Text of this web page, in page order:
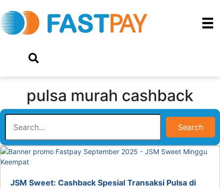
pulsa murah cashback
Search
JSM Sweet: Cashback Spesial Transaksi Pulsa di